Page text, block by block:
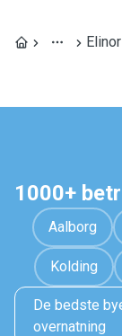
Elinor
1000+
Aalborg
Kolding
De bedste
overnatning